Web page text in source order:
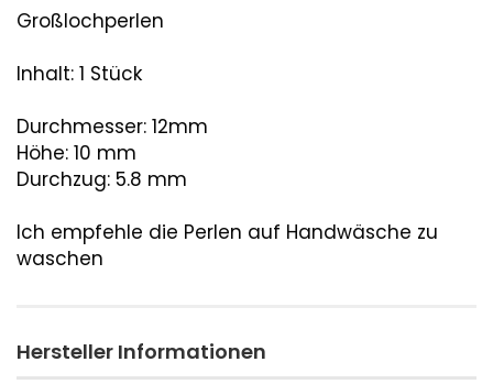
Großlochperlen
Inhalt: 1 Stück
Durchmesser: 12mm
Höhe: 10 mm
Durchzug: 5.8 mm
Ich empfehle die Perlen auf Handwäsche zu
waschen
Hersteller Informationen